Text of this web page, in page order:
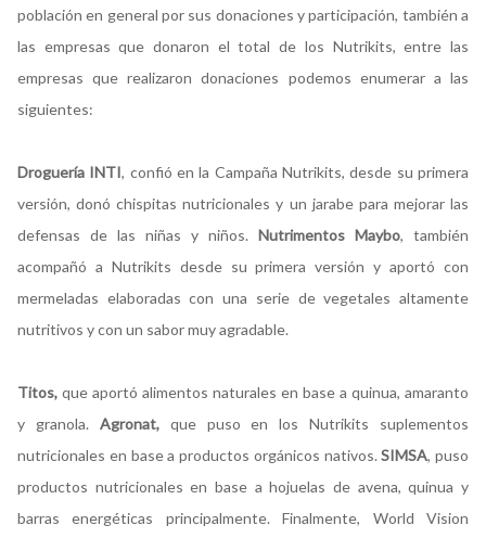
población en general por sus donaciones y participación, también a
las empresas que donaron el total de los Nutrikits, entre las
empresas que realizaron donaciones podemos enumerar a las
siguientes:
Droguería INTI, confió en la Campaña Nutrikits, desde su primera
versión, donó chispitas nutricionales y un jarabe para mejorar las
defensas de las niñas y niños. Nutrimentos Maybo, también
acompañó a Nutrikits desde su primera versión y aportó con
mermeladas elaboradas con una serie de vegetales altamente
nutritivos y con un sabor muy agradable.
Titos, que aportó alimentos naturales en base a quinua, amaranto
y granola. Agronat,que puso en los Nutrikits suplementos
nutricionales en base a productos orgánicos nativos.SIMSA, puso
productos nutricionales en base a hojuelas de avena, quinua y
barras energéticas principalmente. Finalmente, World Vision